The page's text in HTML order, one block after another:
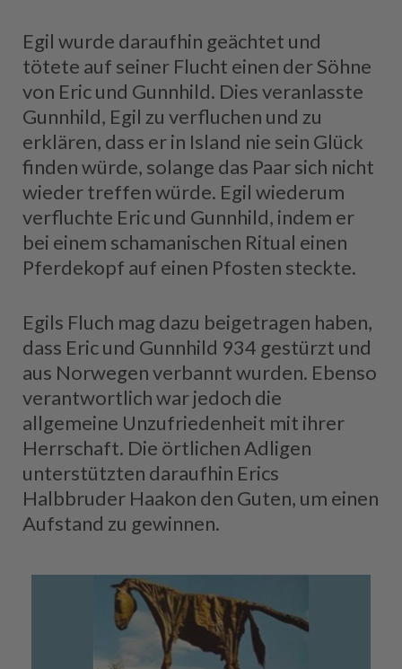
Egil wurde daraufhin geächtet und
tötete auf seiner Flucht einen der Söhne
von Eric und Gunnhild. Dies veranlasste
Gunnhild, Egil zu verfluchen und zu
erklären, dass er in Island nie sein Glück
finden würde, solange das Paar sich nicht
wieder treffen würde. Egil wiederum
verfluchte Eric und Gunnhild, indem er
bei einem schamanischen Ritual einen
Pferdekopf auf einen Pfosten steckte.
Egils Fluch mag dazu beigetragen haben,
dass Eric und Gunnhild 934 gestürzt und
aus Norwegen verbannt wurden. Ebenso
verantwortlich war jedoch die
allgemeine Unzufriedenheit mit ihrer
Herrschaft. Die örtlichen Adligen
unterstützten daraufhin Erics
Halbbruder Haakon den Guten, um einen
Aufstand zu gewinnen.